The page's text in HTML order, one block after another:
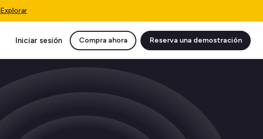
Explorar
Iniciar sesión Compra ahora Reserva una demostración